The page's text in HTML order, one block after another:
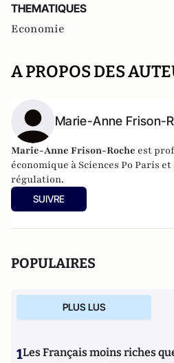
THEMATIQUES
Economie
A PROPOS DES
Marie-Anne Frison-
Marie-Anne Frison-Roche est
économique à Sciences Po Paris
régulation.
SUIVRE
POPULAIRES
PLUS LUS
1Les Français moins riches